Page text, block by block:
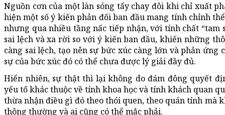
Nguồn cơn của một làn sóng tẩy chay đôi khi chỉ xuất
hiện một số ý kiến phản đối ban đầu mang tính chỉnh
nhưng qua nhiều tầng nấc tiếp nhận, với tính chất “tam
sai lệch và xa rời so với ý kiến ban đầu, khiến những
càng sai lệch, tạo nên sự bức xúc càng lớn và phản
sự của bức xúc đó có thể chưa được lý giải đầy đủ.
Hiển nhiên, sự thật thì lại không do đám đông quyết
yếu tố khác thuộc về tính khoa học và tính khách quan
thừa nhận điều gì đó theo thói quen, theo quán tính mà
thông thường và ai cũng có thể mắc phải.